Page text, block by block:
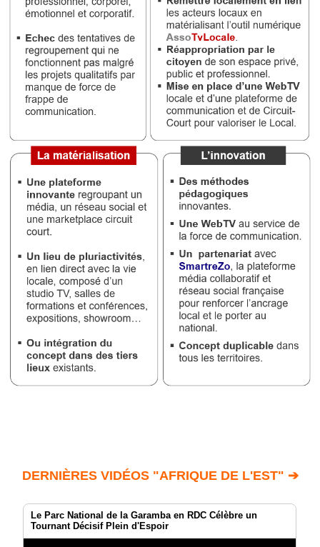
DERNIÈRES VIDÉOS "AFRIQUE DE L'EST" ➔
Le Parc National de la Garamba en RDC Célèbre un
Tournant Décisif Plein d'Espoir